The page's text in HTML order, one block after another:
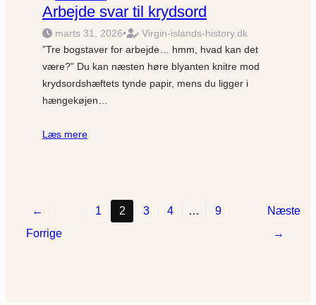
Arbejde svar til krydsord
marts 31, 2026•
Virgin-islands-history.dk
”Tre bogstaver for arbejde… hmm, hvad kan det
være?” Du kan næsten høre blyanten knitre mod
krydsords­hæftets tynde papir, mens du ligger i
hængekøjen…
Læs mere
←
Forrige
1 2 3 4 … 9
Næste
→